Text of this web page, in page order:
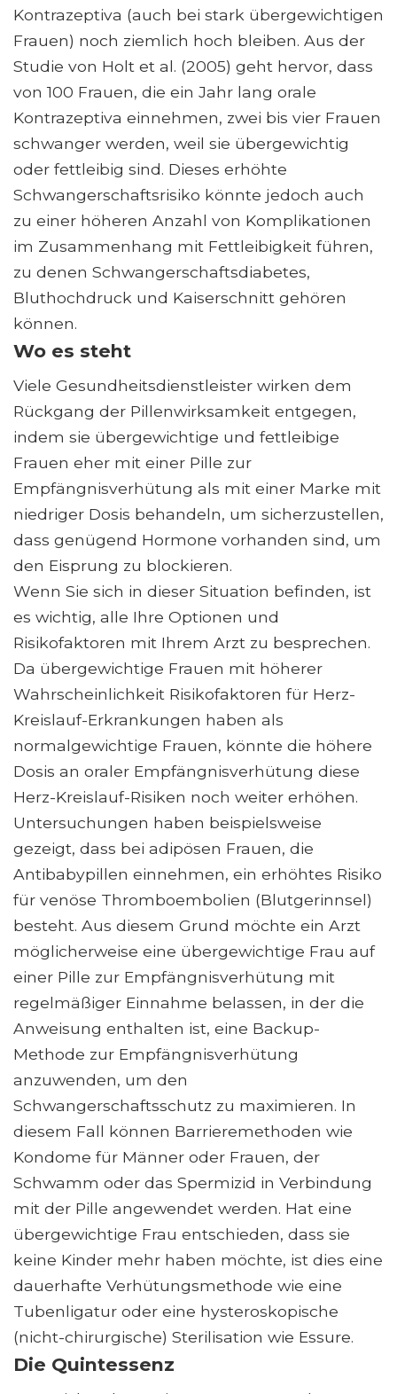
Kontrazeptiva (auch bei stark übergewichtigen
Frauen) noch ziemlich hoch bleiben. Aus der
Studie von Holt et al. (2005) geht hervor, dass
von 100 Frauen, die ein Jahr lang orale
Kontrazeptiva einnehmen, zwei bis vier Frauen
schwanger werden, weil sie übergewichtig
oder fettleibig sind. Dieses erhöhte
Schwangerschaftsrisiko könnte jedoch auch
zu einer höheren Anzahl von Komplikationen
im Zusammenhang mit Fettleibigkeit führen,
zu denen Schwangerschaftsdiabetes,
Bluthochdruck und Kaiserschnitt gehören
können.
Wo es steht
Viele Gesundheitsdienstleister wirken dem
Rückgang der Pillenwirksamkeit entgegen,
indem sie übergewichtige und fettleibige
Frauen eher mit einer Pille zur
Empfängnisverhütung als mit einer Marke mit
niedriger Dosis behandeln, um sicherzustellen,
dass genügend Hormone vorhanden sind, um
den Eisprung zu blockieren.
Wenn Sie sich in dieser Situation befinden, ist
es wichtig, alle Ihre Optionen und
Risikofaktoren mit Ihrem Arzt zu besprechen.
Da übergewichtige Frauen mit höherer
Wahrscheinlichkeit Risikofaktoren für Herz-
Kreislauf-Erkrankungen haben als
normalgewichtige Frauen, könnte die höhere
Dosis an oraler Empfängnisverhütung diese
Herz-Kreislauf-Risiken noch weiter erhöhen.
Untersuchungen haben beispielsweise
gezeigt, dass bei adipösen Frauen, die
Antibabypillen einnehmen, ein erhöhtes Risiko
für venöse Thromboembolien (Blutgerinnsel)
besteht. Aus diesem Grund möchte ein Arzt
möglicherweise eine übergewichtige Frau auf
einer Pille zur Empfängnisverhütung mit
regelmäßiger Einnahme belassen, in der die
Anweisung enthalten ist, eine Backup-
Methode zur Empfängnisverhütung
anzuwenden, um den
Schwangerschaftsschutz zu maximieren. In
diesem Fall können Barrieremethoden wie
Kondome für Männer oder Frauen, der
Schwamm oder das Spermizid in Verbindung
mit der Pille angewendet werden. Hat eine
übergewichtige Frau entschieden, dass sie
keine Kinder mehr haben möchte, ist dies eine
dauerhafte Verhütungsmethode wie eine
Tubenligatur oder eine hysteroskopische
(nicht-chirurgische) Sterilisation wie Essure.
Die Quintessenz